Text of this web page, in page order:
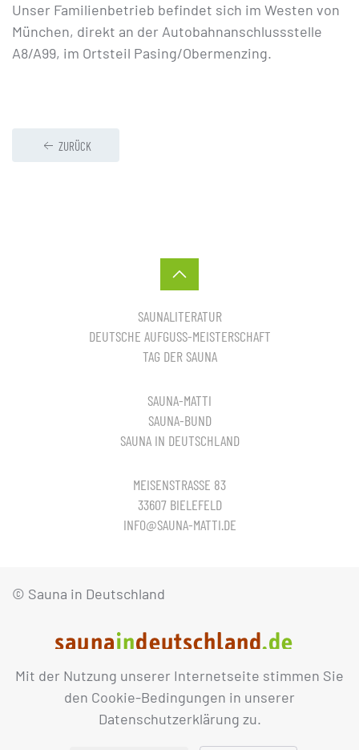
Mit der Nutzung unserer Internetseite stimmen Sie
den Cookie-Bedingungen in unserer
Datenschutzerklärung zu.
Unser Familienbetrieb befindet sich im Westen von
München, direkt an der Autobahnanschlussstelle
A8/A99, im Ortsteil Pasing/Obermenzing.
ZURÜCK
SAUNALITERATUR
DEUTSCHE AUFGUSS-MEISTERSCHAFT
TAG DER SAUNA
SAUNA-MATTI
SAUNA-BUND
SAUNA IN DEUTSCHLAND
MEISENSTRASSE 83
33607 BIELEFELD
INFO@SAUNA-MATTI.DE
© Sauna in Deutschland
IMPRESSUM DATENSCHUTZ